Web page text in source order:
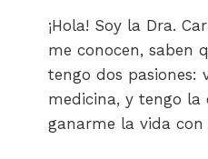
¡Hola! Soy la Dra.
me conocen, saben
tengo dos pasiones:
medicina, y tengo
ganarme la vida con